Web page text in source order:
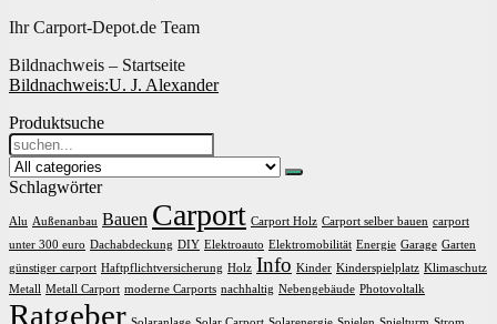
Ihr Carport-Depot.de Team
Bildnachweis – Startseite
Bildnachweis:U. J. Alexander
Produktsuche
Search
for:
Schlagwörter
Alu Außenanbau Bauen Carport Carport Holz Carport selber bauen carport
unter 300 euro Dachabdeckung DIY Elektroauto Elektromobilität Energie Garage Garten
günstiger carport Haftpflichtversicherung Holz Info Kinder Kinderspielplatz Klimaschutz
Metall Metall Carport moderne Carports nachhaltig Nebengebäude Photovoltalk
Ratgeber